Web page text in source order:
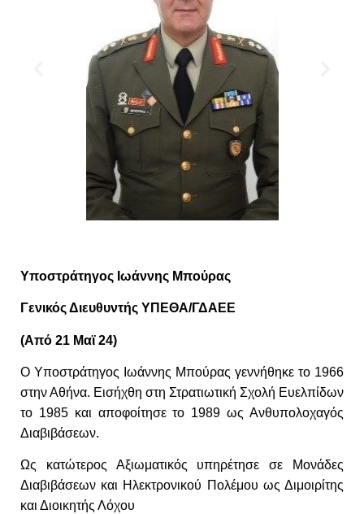
Υποστράτηγος Ιωάννης Μπούρας
Γενικός Διευθυντής ΥΠΕΘΑ/ΓΔΑΕΕ
(Από 21 Μαϊ 24)
Ο Υποστράτηγος Ιωάννης Μπούρας γεννήθηκε το 1966
στην Αθήνα. Εισήχθη στη Στρατιωτική Σχολή Ευελπίδων
το 1985 και αποφοίτησε το 1989 ως Ανθυπολοχαγός
Διαβιβάσεων.
Ως κατώτερος Αξιωματικός υπηρέτησε σε Μονάδες
Διαβιβάσεων και Ηλεκτρονικού Πολέμου ως Διμοιρίτης
και Διοικητής Λόχου